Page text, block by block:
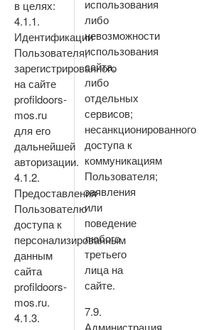
в целях:
4.1.1.
Идентификации
Пользователя,
зарегистрированного
на сайте
profildoors-
mos.ru
для его
дальнейшей
авторизации.
4.1.2.
Предоставления
Пользователю
доступа к
персонализированным
данным
сайта
profildoors-
mos.ru.
4.1.3.
использования
либо
невозможности
использования
сайта,
либо
отдельных
сервисов;
несанкционированного
доступа к
коммуникациям
Пользователя;
заявления
или
поведение
любого
третьего
лица на
сайте.
7.9.
Администрация